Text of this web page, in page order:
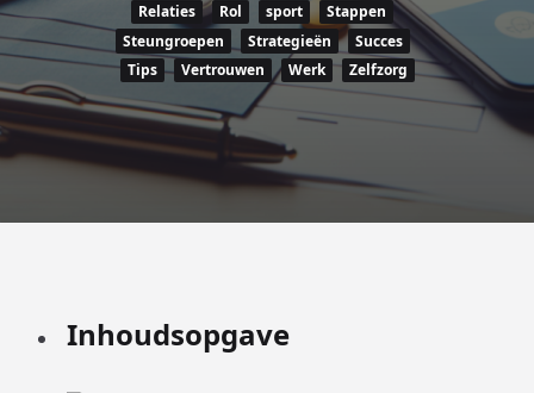
Relaties
Rol sport
Stappen
Steungroepen
Strategieën
Succes
Tips
Vertrouwen Werk Zelfzorg
Inhoudsopgave